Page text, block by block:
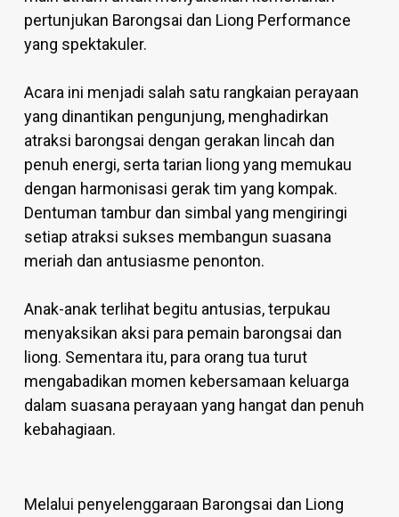
pertunjukan Barongsai dan Liong Performance
yang spektakuler.
Acara ini menjadi salah satu rangkaian perayaan
yang dinantikan pengunjung, menghadirkan
atraksi barongsai dengan gerakan lincah dan
penuh energi, serta tarian liong yang memukau
dengan harmonisasi gerak tim yang kompak.
Dentuman tambur dan simbal yang mengiringi
setiap atraksi sukses membangun suasana
meriah dan antusiasme penonton.
Anak-anak terlihat begitu antusias, terpukau
menyaksikan aksi para pemain barongsai dan
liong. Sementara itu, para orang tua turut
mengabadikan momen kebersamaan keluarga
dalam suasana perayaan yang hangat dan penuh
kebahagiaan.
Melalui penyelenggaraan Barongsai dan Liong